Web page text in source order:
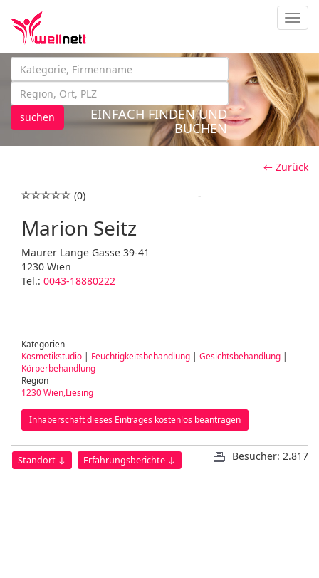
suchen
EINFACH FINDEN UND
BUCHEN
← Zurück
(0)
Marion Seitz
Maurer Lange Gasse 39-41
1230 Wien
Tel.: 0043-18880222
-
Kategorien
Kosmetikstudio | Feuchtigkeitsbehandlung | Gesichtsbehandlung |
Körperbehandlung
Region
1230 Wien,Liesing
Inhaberschaft dieses Eintrages kostenlos beantragen
Standort ↓ Erfahrungsberichte ↓ Besucher: 2.817